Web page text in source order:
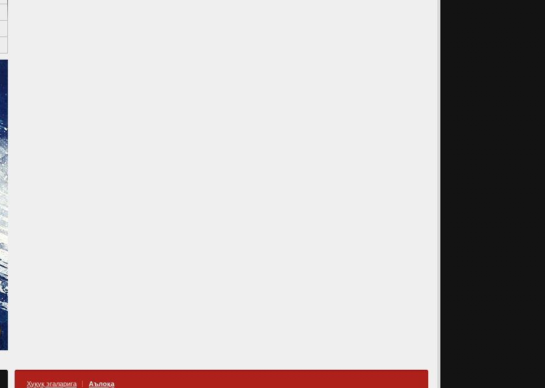
Ҳуқуқ эгаларига Аълоқа